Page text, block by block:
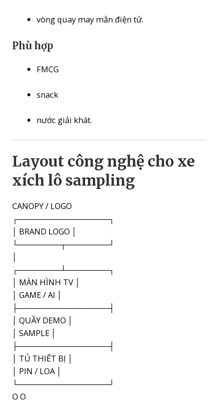
vòng quay may mắn điện tử.
Phù hợp
FMCG
snack
nước giải khát.
Layout công nghệ cho xe
xích lô sampling
CANOPY / LOGO
┌─────────────────┐
│ BRAND LOGO │
└────────┬────────┘
┌────────┴────────┐
│ MÀN HÌNH TV │
│ GAME / AI │
├─────────────────┤
│ QUẦY DEMO │
│ SAMPLE │
├─────────────────┤
│ TỦ THIẾT BỊ │
│ PIN / LOA │
└─────────────────┘
O O